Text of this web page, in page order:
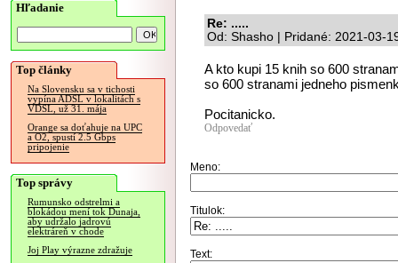
Hľadanie
Top články
Na Slovensku sa v tichosti
vypína ADSL v lokalitách s
VDSL, už 31. mája
Orange sa doťahuje na UPC
a O2, spustí 2.5 Gbps
pripojenie
Top správy
Rumunsko odstrelmi a
blokádou mení tok Dunaja,
aby udržalo jadrovú
elektráreň v chode
Joj Play výrazne zdražuje
Re: .....
Od: Shasho | Pridané: 2021-03-
A kto kupi 15 knih so 600
so 600 stranami jedneho
Pocitanicko.
Odpovedať
Meno:
Titulok:
Text: